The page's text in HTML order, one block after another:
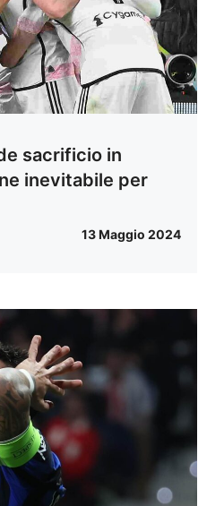
sacrificio in
inevitabile per
13 Maggio 2024